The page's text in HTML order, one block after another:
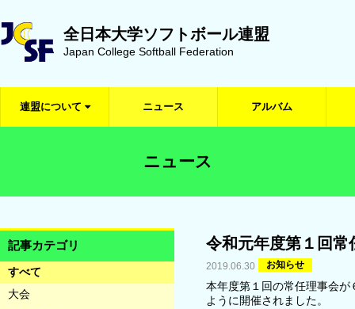
全日本大学ソフトボール連盟
Japan College Softball Federation
連盟について ニュース アルバム
ニュース
記事カテゴリ
すべて
大会
令和元年度第１回常
2019.06.30 お知らせ
本年度第１回の常任理事会
ように開催されました。